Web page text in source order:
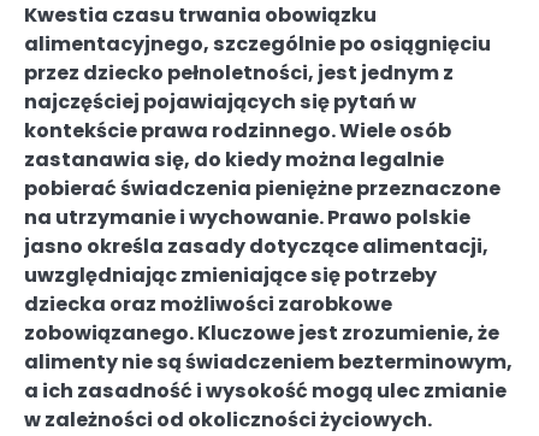
Kwestia czasu trwania obowiązku
alimentacyjnego, szczególnie po osiągnięciu
przez dziecko pełnoletności, jest jednym z
najczęściej pojawiających się pytań w
kontekście prawa rodzinnego. Wiele osób
zastanawia się, do kiedy można legalnie
pobierać świadczenia pieniężne przeznaczone
na utrzymanie i wychowanie. Prawo polskie
jasno określa zasady dotyczące alimentacji,
uwzględniając zmieniające się potrzeby
dziecka oraz możliwości zarobkowe
zobowiązanego. Kluczowe jest zrozumienie, że
alimenty nie są świadczeniem bezterminowym,
a ich zasadność i wysokość mogą ulec zmianie
w zależności od okoliczności życiowych.